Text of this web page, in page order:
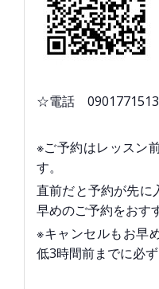
☆電話
※ご予約はレッスン
す。
直前だと予約が先
早めのご予約をおす
※キャンセルもお早
低3時間前までに必ず